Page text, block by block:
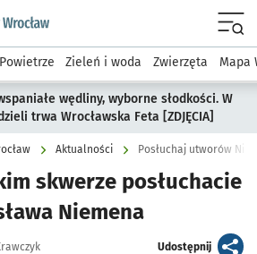
podserwis: Środowisko we
Powietrze Zieleń i woda Zwierzęta Mapa
wędliny, wyborne słodkości. W
trwa Wrocławska Feta [ZDJĘCIA]
Aktualności Posłuchaj utworów
skwerze posłuchacie
Niemena
Udostępnijartykuł